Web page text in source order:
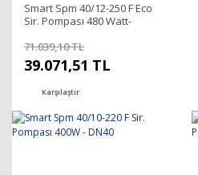
Smart Spm 40/12-250 F Eco
Sir. Pompası 480 Watt-
71.039,10 TL
39.071,51 TL
Karşılaştır